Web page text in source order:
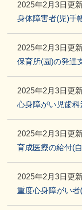
2025年2月3日更
身体障害者(児)手
2025年2月3日更
保育所(園)の発達
2025年2月3日更
心身障がい児歯科
2025年2月3日更
育成医療の給付(
2025年2月3日更
重度心身障がい